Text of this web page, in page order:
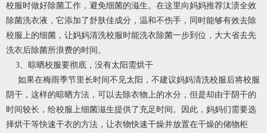
校服时做好除菌工作，避免细菌的滋生。在这里向妈妈推荐汰渍全效
除菌洗衣液，它添加了舒肤佳成分，温和不伤手，同时能够有效去除
校服上的细菌，让妈妈清洗校服时能洗衣除菌一步到位，大大省去先
洗衣后除菌所浪费的时间。
3、晾晒校服要彻底，没有太阳需烘干
如果在梅雨季节里长时间不见太阳，不建议妈妈清洗校服后将校服
阴干，这样的晾晒方法，可以去除衣物上的水分，但是却由于阴干的
时间较长，给校服上细菌滋生提供了充足时间。因此，妈妈们需要选
择烘干等快速干衣的方法，让衣物快速干燥并放置在干燥的储物柜